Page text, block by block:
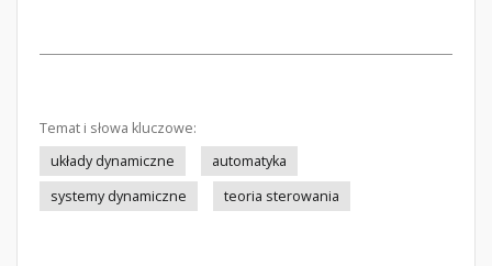
Temat i słowa kluczowe:
układy dynamiczne
automatyka
systemy dynamiczne
teoria sterowania